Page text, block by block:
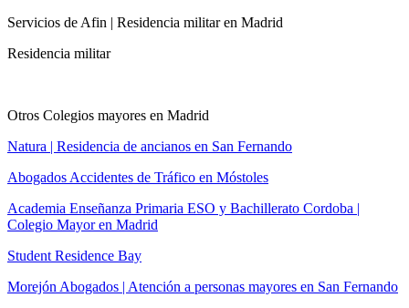
Servicios de Afin | Residencia militar en Madrid
Residencia militar
Otros Colegios mayores en Madrid
Natura | Residencia de ancianos en San Fernando
Abogados Accidentes de Tráfico en Móstoles
Academia Enseñanza Primaria ESO y Bachillerato Cordoba |
Colegio Mayor en Madrid
Student Residence Bay
Morejón Abogados | Atención a personas mayores en San Fernando